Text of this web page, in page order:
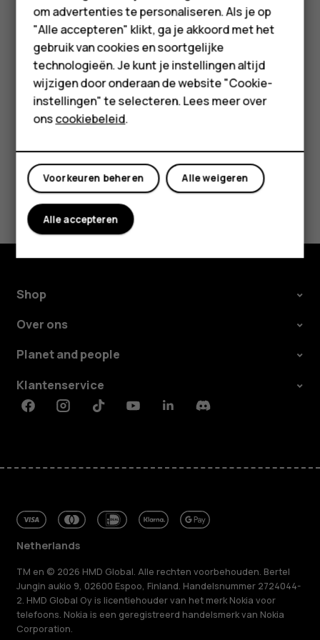
HMD Terra M
Voor bedrijven
Tablets
Shop
Mijn account
Toetsenblok>Schermsnelkoppelingen
vergrendelen.
SelecteerRechtertoetsofLinkertoets
naar de app of functie die u wilt.
Druk op
Was deze informatie nuttig?
Ja Nee
Shop
Over ons
Planet and people
Klantenservice
FacebookInstagramTiktokYoutubeLinkedinDiscord
Netherlands
TM en © 2026 HMD Global. Alle rechten voorbehouden. Bertel
Jungin aukio 9, 02600 Espoo, Finland. Handelsnummer 2724044-
2. HMD Global Oy is licentiehouder van het merk Nokia voor
telefoons. Nokia is een geregistreerd handelsmerk van Nokia
Corporation.
om advertenties te personaliseren. Als je op
"Alle accepteren" klikt, ga je akkoord met het
gebruik van cookies en soortgelijke
technologieën. Je kunt je instellingen altijd
wijzigen door onderaan de website "Cookie-
instellingen" te selecteren. Lees meer over
onscookiebeleid.
Alle weigeren
Voorkeuren beheren
Alle accepteren